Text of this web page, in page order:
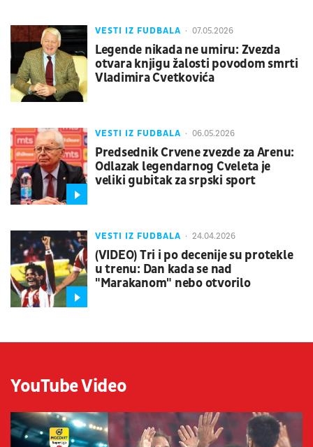
VESTI IZ FUDBALA 07.05.2026
Legende nikada ne umiru: Zvezda
otvara knjigu žalosti povodom smrti
Vladimira Cvetkovića
VESTI IZ FUDBALA 06.05.2026
Predsednik Crvene zvezde za Arenu:
Odlazak legendarnog Cveleta je
veliki gubitak za srpski sport
VESTI IZ FUDBALA 24.04.2026
(VIDEO) Tri i po decenije su protekle
u trenu: Dan kada se nad
"Marakanom" nebo otvorilo
YouTube Video